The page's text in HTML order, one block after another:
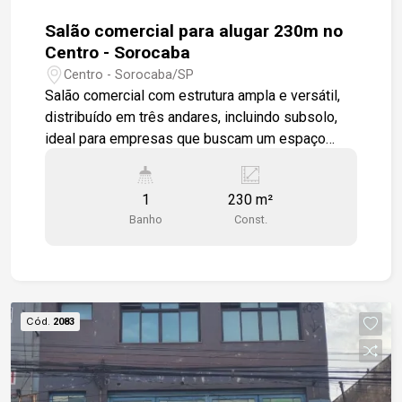
Salão comercial para alugar 230m no
Centro - Sorocaba
Centro - Sorocaba/SP
Salão comercial com estrutura ampla e versátil,
distribuído em três andares, incluindo subsolo,
ideal para empresas que buscam um espaço
andares bem distribuídos -Subsolo -2 banheiros
por andar -4 vagas de estacionamento frontais -
Espaço com excelente aproveitamento de área -
segmentos comerciais que valorizam localização
estratégica e praticidade. Entre em contato para
mais informações ou agende uma visita.
1
Banho
230 m²
Const.
Cód. 2083